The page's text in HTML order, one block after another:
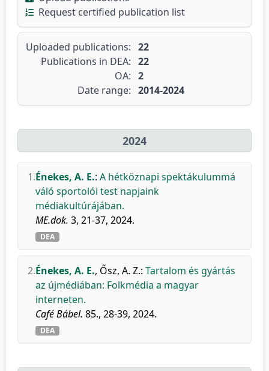
Request certified publication list
Uploaded publications: 22
Publications in DEA: 22
OA: 2
Date range: 2014-2024
2024
1.Énekes, A. E.: A hétköznapi spektákulummá
váló sportolói test napjaink
médiakultúrájában.
ME.dok. 3, 21-37, 2024.
DEA
2.Énekes, A. E., Ősz, A. Z.: Tartalom és gyártás
az újmédiában: Folkmédia a magyar
interneten.
Café Bábel. 85., 28-39, 2024.
DEA